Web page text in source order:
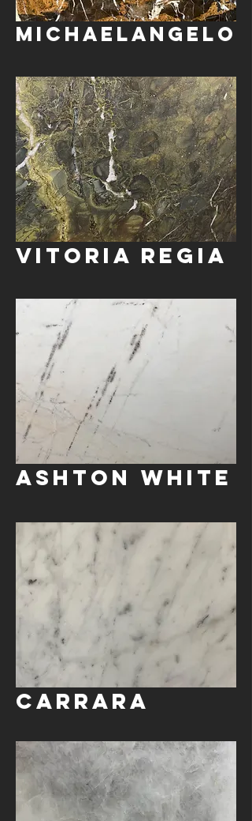
Michaelangelo
Vitoria Regia
Ashton White
Carrara